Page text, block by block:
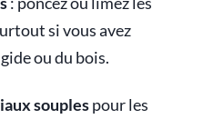
si vous avez
ou du bois.
souplespour les